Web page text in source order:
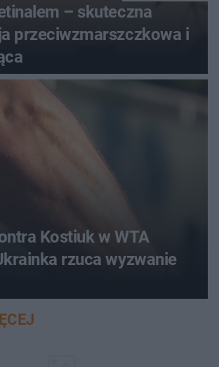
– skuteczna
przeciwzmarszczkowa i
Kostiuk w WTA
rzuca wyzwanie